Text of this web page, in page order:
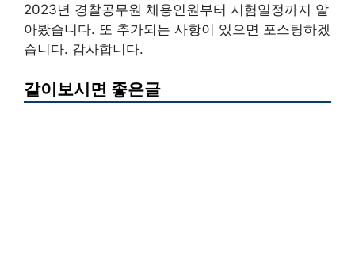
2023년 경찰공무원 채용인원부터 시험일정까지 알
아봤습니다. 또 추가되는 사항이 있으면 포스팅하겠
습니다. 감사합니다.
같이보시면 좋은글